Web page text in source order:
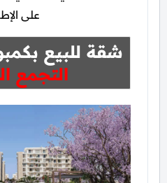
على
شقة للبيع
التجمع